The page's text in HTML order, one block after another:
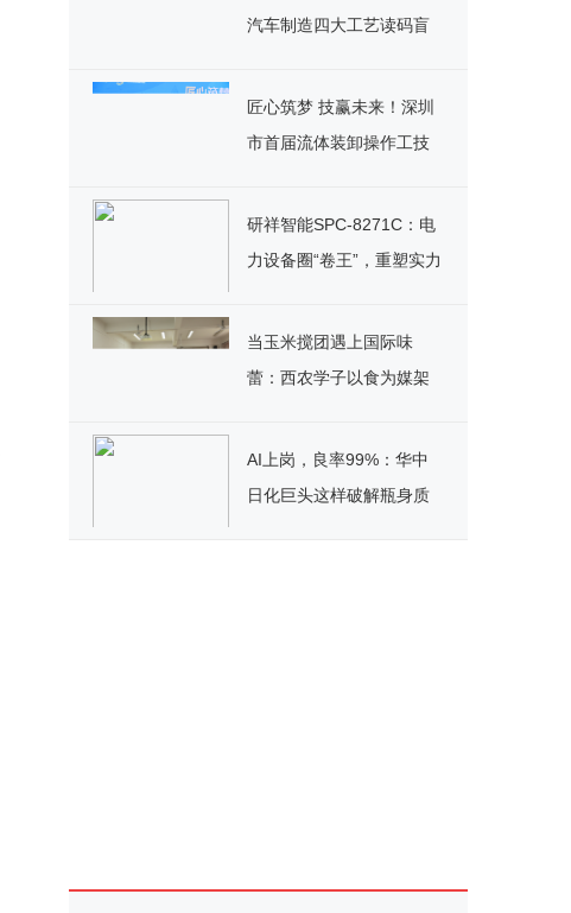
汽车制造四大工艺读码盲
匠心筑梦 技赢未来！深圳
市首届流体装卸操作工技
研祥智能SPC-8271C：电
力设备圈“卷王”，重塑实力
当玉米搅团遇上国际味
蕾：西农学子以食为媒架
AI上岗，良率99%：华中
日化巨头这样破解瓶身质